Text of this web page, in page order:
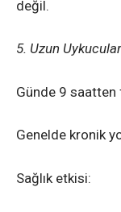
değil.
5. Uzun Uykucular
Günde 9 saatten
Genelde kronik
Sağlık etkisi: